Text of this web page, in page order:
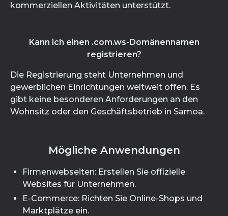
kommerziellen Aktivitäten unterstützt.
Kann ich einen .com.ws-Domänennamen
registrieren?
Die Registrierung steht Unternehmen und
gewerblichen Einrichtungen weltweit offen. Es
gibt keine besonderen Anforderungen an den
Wohnsitz oder den Geschäftsbetrieb in Samoa.
Mögliche Anwendungen
Firmenwebseiten: Erstellen Sie offizielle
Websites für Unternehmen.
E-Commerce: Richten Sie Online-Shops und
Marktplätze ein.